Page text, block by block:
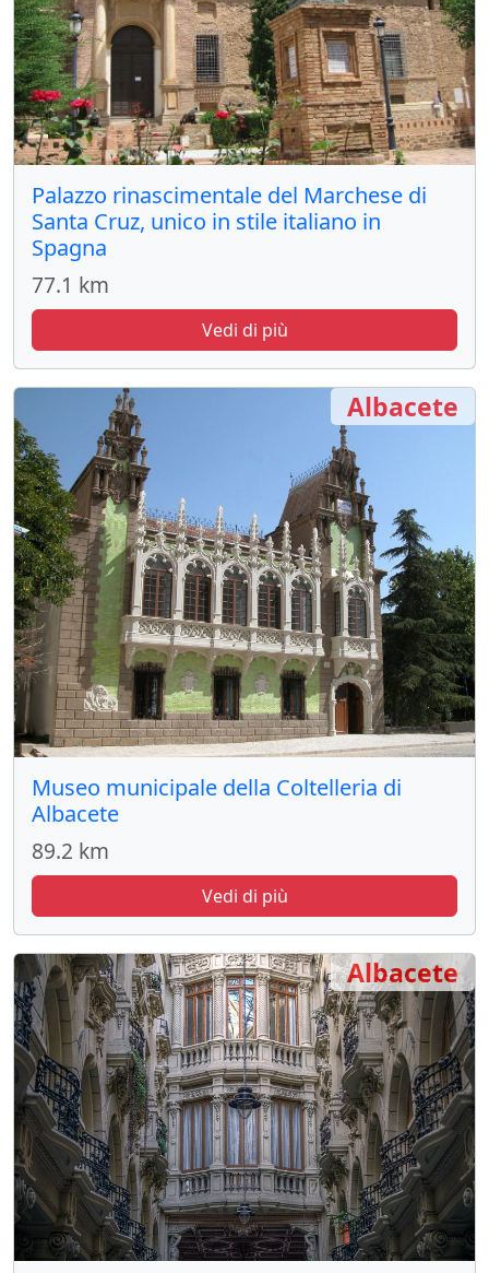
Palazzo rinascimentale del Marchese di
Santa Cruz, unico in stile italiano in
Spagna
77.1 km
Vedi di più
Museo municipale della Coltelleria di
Albacete
89.2 km
Vedi di più
Albacete
Albacete